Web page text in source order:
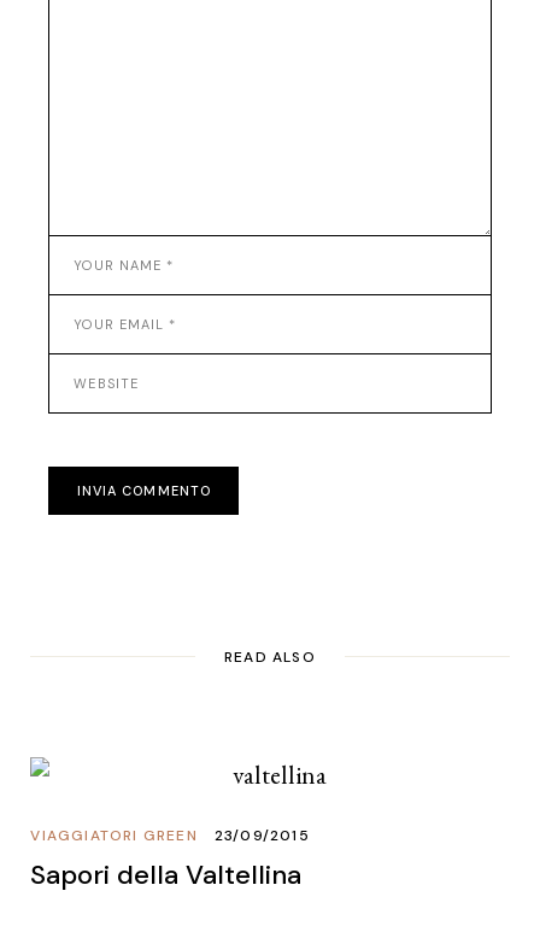
INVIA COMMENTO
READ ALSO
VIAGGIATORI GREEN 23/09/2015
Sapori della Valtellina